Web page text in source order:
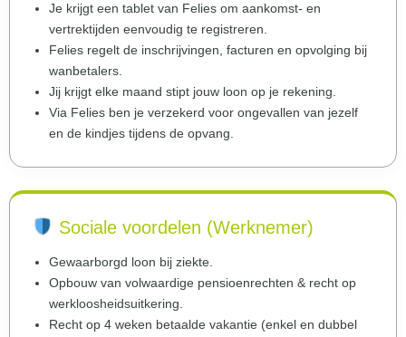
Je krijgt een tablet van Felies om aankomst- en
vertrektijden eenvoudig te registreren.
Felies regelt de inschrijvingen, facturen en opvolging bij
wanbetalers.
Jij krijgt elke maand stipt jouw loon op je rekening.
Via Felies ben je verzekerd voor ongevallen van jezelf
en de kindjes tijdens de opvang.
Sociale voordelen (Werknemer)
Gewaarborgd loon bij ziekte.
Opbouw van volwaardige pensioenrechten & recht op
werkloosheidsuitkering.
Recht op 4 weken betaalde vakantie (enkel en dubbel